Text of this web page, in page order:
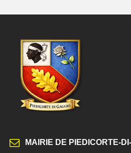
MAIRIE DE PIEDICORTE-